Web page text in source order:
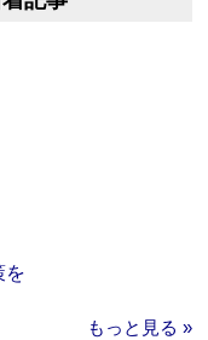
を
もっと見る »